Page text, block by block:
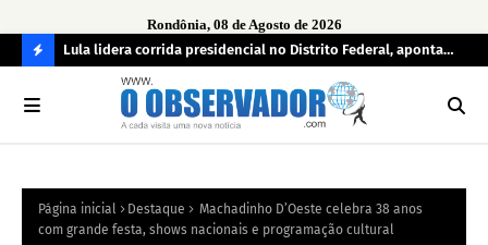
Rondônia, 08 de Agosto de 2026
O
R
Lula lidera corrida presidencial no Distrito Federal, aponta
pesquisa; Flávio Bolsonaro aparece em segundo
Página inicial Destaque
Machadinho D’Oeste celebra 38 anos
com grande festa, shows nacionais e programação cultural